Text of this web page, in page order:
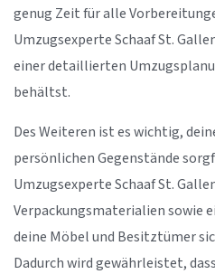
genug Zeit für alle
Umzugsexperte Schaaf St.
einer detaillierten
behältst.
Des Weiteren ist es wichtig,
persönlichen Gegenstände
Umzugsexperte Schaaf St.
Verpackungsmaterialien sowie
deine Möbel und Besitztümer
Dadurch wird gewährleistet,